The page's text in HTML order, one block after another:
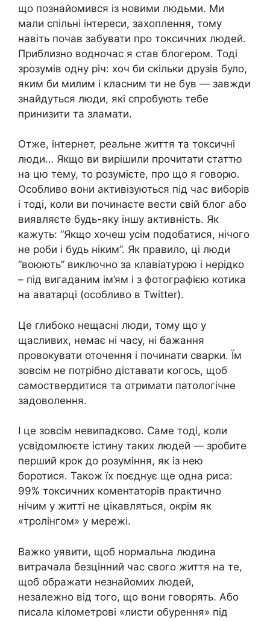
що познайомився із новими людьми. Ми
мали спільні інтереси, захоплення, тому
навіть почав забувати про токсичних людей.
Приблизно водночас я став блогером. Тоді
зрозумів одну річ: хоч би скільки друзів було,
яким би милим і класним ти не був — завжди
знайдуться люди, які спробують тебе
принизити та зламати.
Отже, інтернет, реальне життя та токсичні
люди… Якщо ви вирішили прочитати статтю
на цю тему, то розумієте, про що я говорю.
Особливо вони активізуються під час виборів
і тоді, коли ви починаєте вести свій блог або
виявляєте будь-яку іншу активність. Як
кажуть: “Якщо хочеш усім подобатися, нічого
не роби і будь ніким”. Як правило, ці люди
“воюють” виключно за клавіатурою і нерідко
– під вигаданим ім’ям і з фотографією котика
на аватарці (особливо в Twitter).
Це глибоко нещасні люди, тому що у
щасливих, немає ні часу, ні бажання
провокувати оточення і починати сварки. Їм
зовсім не потрібно діставати когось, щоб
самоствердитися та отримати патологічне
задоволення.
І це зовсім невипадково. Саме тоді, коли
усвідомлюєте істину таких людей — зробите
перший крок до розуміння, як із нею
боротися. Також їх поєднує ще одна риса:
99% токсичних коментаторів практично
нічим у житті не цікавляться, окрім як
«тролінгом» у мережі.
Важко уявити, щоб нормальна людина
витрачала безцінний час свого життя на те,
щоб ображати незнайомих людей,
незалежно від того, що вони говорять. Або
писала кілометрові «листи обурення» під